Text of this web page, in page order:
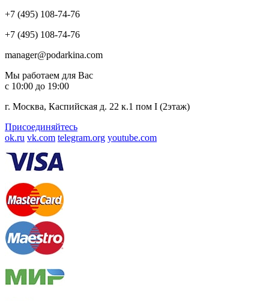
+7 (495) 108-74-76
+7 (495) 108-74-76
manager@podarkina.com
Мы работаем для Вас
с 10:00 до 19:00
г. Москва, Каспийская д. 22 к.1 пом I (2этаж)
Присоединяйтесь
ok.ru vk.com telegram.org youtube.com